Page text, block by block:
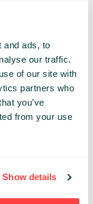
and ads, to
our traffic.
of our site with
partners who
you’ve
from your use
Show details
lub
tworzenie
ta jest
przez Google.
języków
to aby
to jest
podkreślić, że